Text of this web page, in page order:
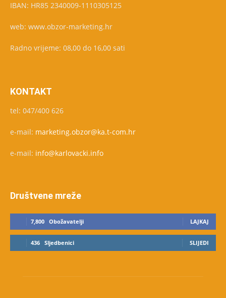
IBAN: HR85 2340009-1110305125
web: www.obzor-marketing.hr
Radno vrijeme: 08,00 do 16,00 sati
KONTAKT
tel: 047/400 626
e-mail: marketing.obzor@ka.t-com.hr
e-mail: info@karlovacki.info
Društvene mreže
7,800 Obožavatelji LAJKAJ
436 Sljedbenici SLIJEDI